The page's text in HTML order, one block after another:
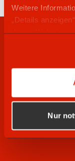
Weitere
„Details
dieser Website.
Nur
SOCIAL